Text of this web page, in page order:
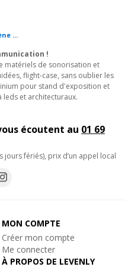
mm
...
!
matériels de sonorisation et
flight-case, sans oublier les
pour stand d'exposition et
et architecturaux.
écoutent au 01 69
jours fériés), prix d’un appel local
MON COMPTE
Créer mon compte
Me connecter
À PROPOS DE LEVENLY